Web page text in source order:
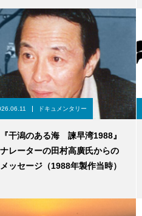
ドキュメンタリー
『干潟のある海 諫早湾1988』
ナレーターの田村高廣氏からの
メッセージ（1988年製作当時）